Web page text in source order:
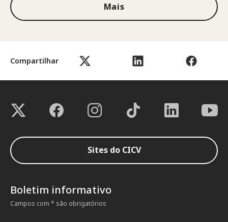
Compartilhar
Mais
Sites do CICV
Boletim informativo
Campos com * são obrigatórios